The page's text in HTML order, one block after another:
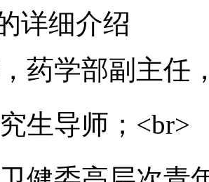
详细介绍
药学部副主任
生导师； <br>